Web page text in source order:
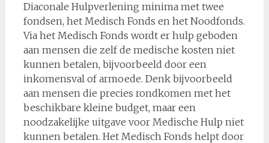
Diaconale Hulpverlening minima met twee
fondsen, het Medisch Fonds en het Noodfonds.
Via het Medisch Fonds wordt er hulp geboden
aan mensen die zelf de medische kosten niet
kunnen betalen, bijvoorbeeld door een
inkomensval of armoede. Denk bijvoorbeeld
aan mensen die precies rondkomen met het
beschikbare kleine budget, maar een
noodzakelijke uitgave voor Medische Hulp niet
kunnen betalen. Het Medisch Fonds helpt door